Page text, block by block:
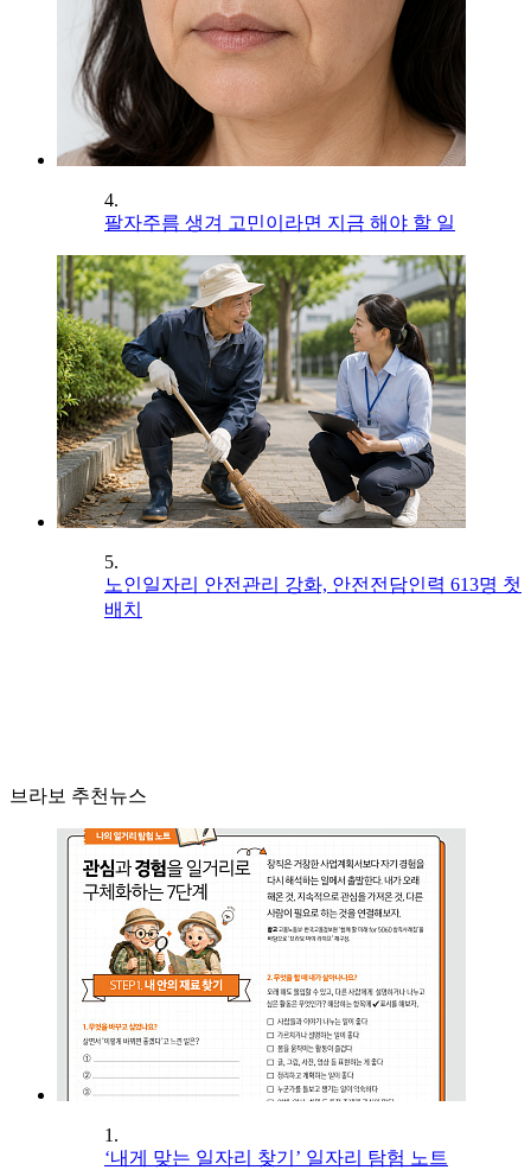
4.
팔자주름 생겨 고민이라면 지금 해야 할 일
5.
노인일자리 안전관리 강화, 안전전담인력 613명 첫
배치
브라보 추천뉴스
1.
‘내게 맞는 일자리 찾기’ 일자리 탐험 노트